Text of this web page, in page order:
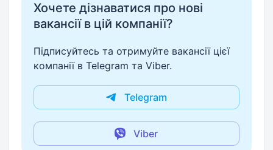
Хочете дізнаватися про нові
вакансії в цій компанії?
Підписуйтесь та отримуйте вакансії цієї
компанії в Telegram та Viber.
Telegram
Viber